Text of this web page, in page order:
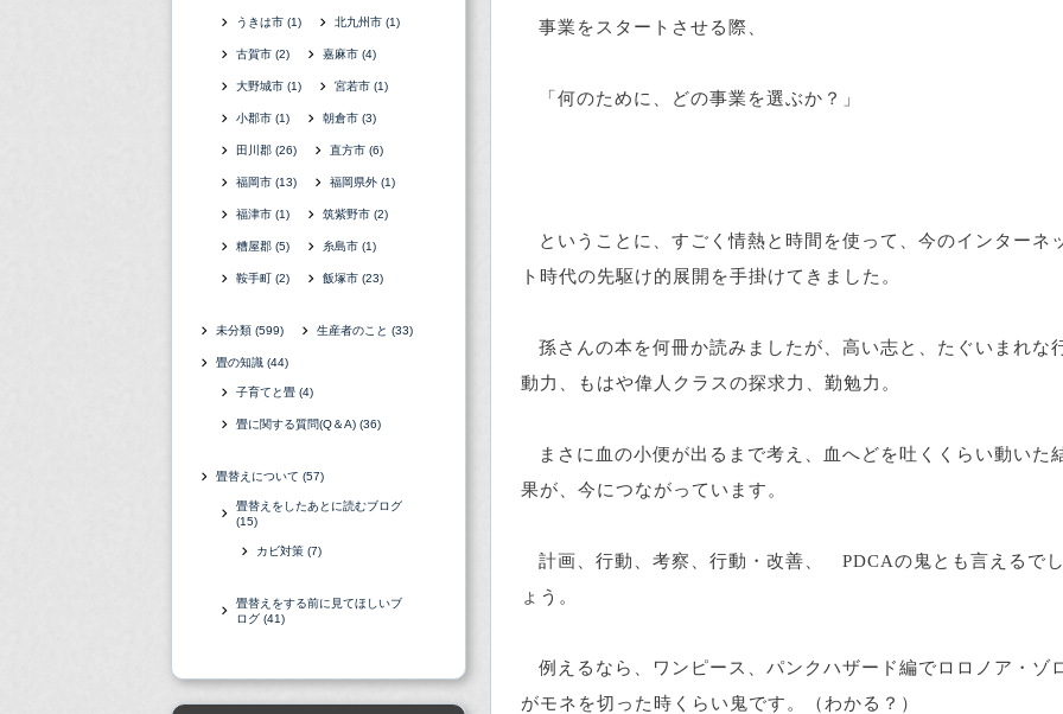
事業をスタートさせる際、
「何のために、どの事業を選ぶか？」
ということに、すごく情熱と時間を使って、今のインターネ
ト時代の先駆け的展開を手掛けてきました。
孫さんの本を何冊か読みましたが、高い志と、たぐいまれな
動力、もはや偉人クラスの探求力、勤勉力。
まさに血の小便が出るまで考え、血へどを吐くくらい動いた
果が、今につながっています。
計画、行動、考察、行動・改善、 PDCAの鬼とも言えるで
ょう。
例えるなら、ワンピース、パンクハザード編でロロノア・ゾ
がモネを切った時くらい鬼です。（わかる？）
うきは市(1) 北九州市(1)
古賀市(2) 嘉麻市(4)
大野城市(1) 宮若市(1)
小郡市(1) 朝倉市(3)
田川郡(26) 直方市(6)
福岡市(13) 福岡県外(1)
福津市(1) 筑紫野市(2)
糟屋郡(5) 糸島市(1)
鞍手町(2) 飯塚市(23)
未分類(599) 生産者のこと(33)
畳の知識(44)
子育てと畳(4)
畳に関する質問(Q＆A)(36)
畳替えについて(57)
畳替えをしたあとに読むブログ
(15)
カビ対策(7)
畳替えをする前に見てほしいブ
ログ(41)